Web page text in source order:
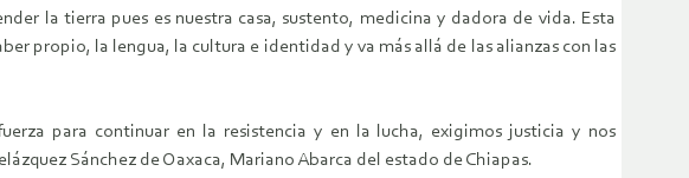
la tierra pues es nuestra casa, sustento, medicina y dadora de vida. Esta
propio, la lengua, la cultura e identidad y va más allá de las alianzas con las
para continuar en la resistencia y en la lucha, exigimos justicia y nos
Sánchez de Oaxaca, Mariano Abarca del estado de Chiapas.